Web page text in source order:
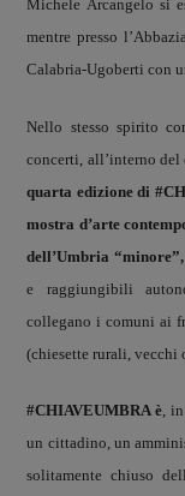
Michele Arcangelo si
mentre presso
Calabria-Ugoberti con
Nello stesso spirito
concerti, all’interno
quarta edizione di
mostra d’arte
dell’Umbria “minore”,
e raggiungibili
collegano i comuni ai
(chiesette rurali,
#CHIAVEUMBRA è,
un cittadino, un
solitamente chiuso